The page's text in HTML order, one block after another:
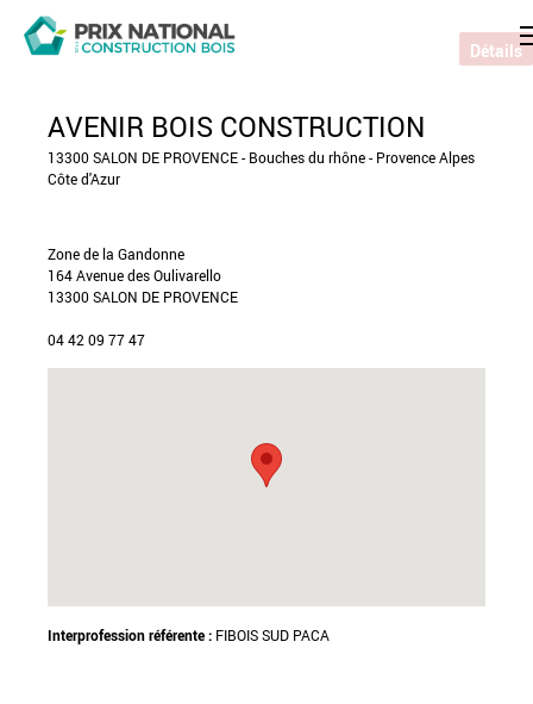
AVENIR BOIS CONSTRUCTION
13300 SALON DE PROVENCE - Bouches du rhône - Provence Alpes
Côte d'Azur
Zone de la Gandonne
164 Avenue des Oulivarello
13300 SALON DE PROVENCE
04 42 09 77 47
Interprofession référente : FIBOIS SUD PACA
Détails